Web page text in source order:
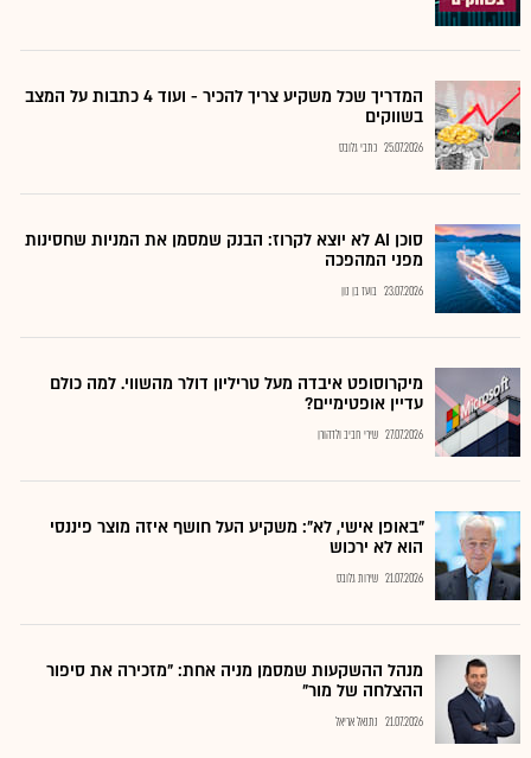
המדריך שכל משקיע צריך להכיר - ועוד 4 כתבות על המצב
בשווקים
25.07.2026 כתבי גלובס
סוכן AI לא יוצא לקרוז: הבנק שמסמן את המניות שחסינות
מפני המהפכה
23.07.2026 בועז בן נון
מיקרוסופט איבדה מעל טריליון דולר מהשווי. למה כולם
עדיין אופטימיים?
27.07.2026 שירי חביב ולדהורן
"באופן אישי, לא": משקיע העל חושף איזה מוצר פיננסי
הוא לא ירכוש
21.07.2026 שירות גלובס
מנהל ההשקעות שמסמן מניה אחת: "מזכירה את סיפור
ההצלחה של מור"
21.07.2026 נתנאל אריאל